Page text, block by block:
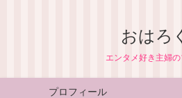
おはろ
エンタメ好き主婦
プロフィール